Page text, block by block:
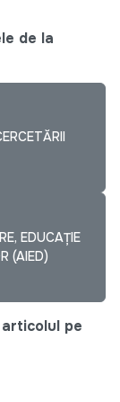
de la
EDUCAȚIE
(AIED)
pe